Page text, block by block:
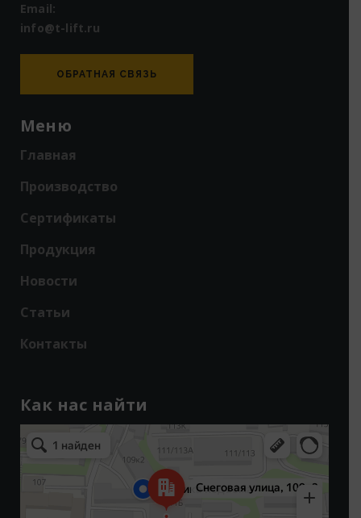
Email:
info@t-lift.ru
ОБРАТНАЯ СВЯЗЬ
Меню
Главная
Производство
Сертификаты
Продукция
Новости
Статьи
Контакты
Как нас найти
Снеговая улица, 109к3 — Яндекс Карты